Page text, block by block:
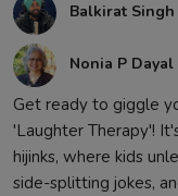
Balkirat Singh
Nonia P Dayal
Get ready to giggle
'Laughter Therapy'!
hijinks, where kids
side-splitting jokes,